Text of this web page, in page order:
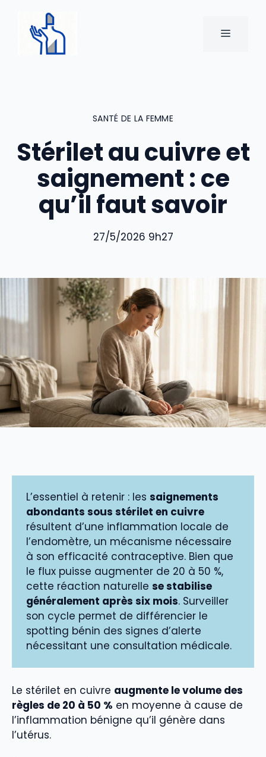
contenu
MENU
SANTÉ DE LA FEMME
Stérilet au cuivre et
saignement : ce
qu’il faut savoir
27/5/2026 9h27
L’essentiel à retenir : les saignements
abondants sous stérilet en cuivre
résultent d’une inflammation locale de
l’endomètre, un mécanisme nécessaire
à son efficacité contraceptive. Bien que
le flux puisse augmenter de 20 à 50 %,
cette réaction naturelle se stabilise
généralement après six mois. Surveiller
son cycle permet de différencier le
spotting bénin des signes d’alerte
nécessitant une consultation médicale.
Le stérilet en cuivre augmente le volume des
règles de 20 à 50 % en moyenne à cause de
l’inflammation bénigne qu’il génère dans
l’utérus.